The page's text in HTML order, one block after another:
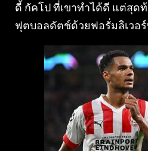
ดี้ กัคโป ที่เขาทําได้ดี แต่สุด
ฟุตบอลดัตช์ด้วยฟอรั่มลิเวอ